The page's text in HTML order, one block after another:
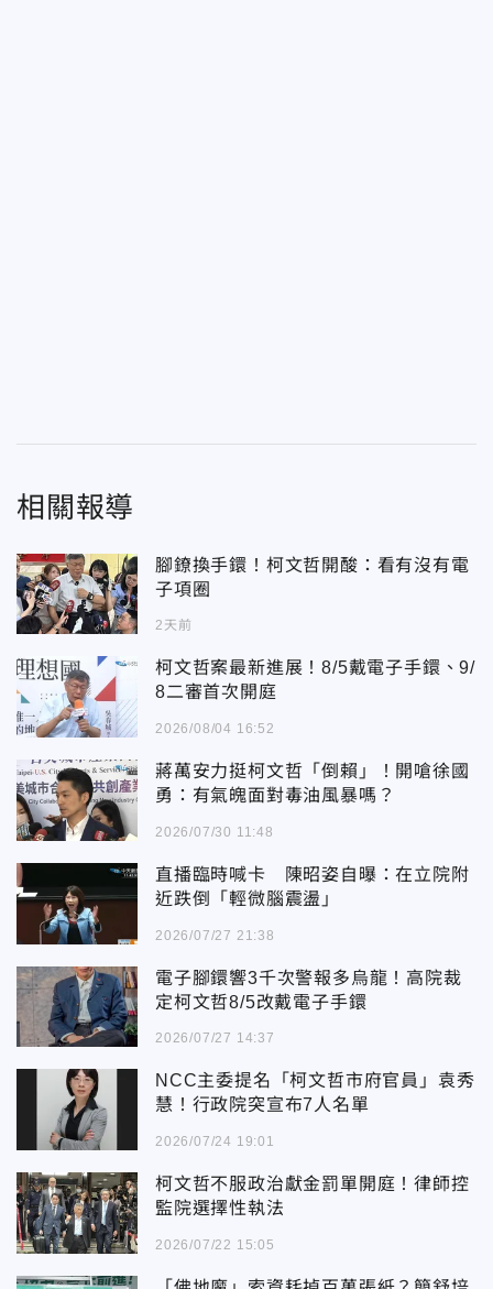
相關報導
腳鐐換手鐶！柯文哲開酸：看有沒有電
子項圈
2天前
柯文哲案最新進展！8/5戴電子手鐶、9/
8二審首次開庭
2026/08/04 16:52
蔣萬安力挺柯文哲「倒賴」！開嗆徐國
勇：有氣魄面對毒油風暴嗎？
2026/07/30 11:48
直播臨時喊卡 陳昭姿自曝：在立院附
近跌倒「輕微腦震盪」
2026/07/27 21:38
電子腳鐶響3千次警報多烏龍！高院裁
定柯文哲8/5改戴電子手鐶
2026/07/27 14:37
NCC主委提名「柯文哲市府官員」袁秀
慧！行政院突宣布7人名單
2026/07/24 19:01
柯文哲不服政治獻金罰單開庭！律師控
監院選擇性執法
2026/07/22 15:05